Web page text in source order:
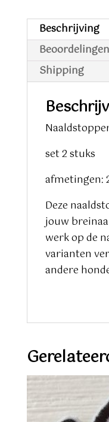
Beschrijving
Shipping
set 2 stuks
afmetingen:
Deze
jouw
werk op de
varianten
andere